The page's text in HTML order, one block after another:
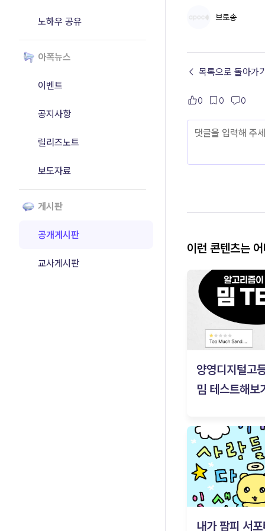
노하우 공유
아폭뉴스
이벤트
공지사항
릴리즈노트
보도자료
게시판
공개게시판
교사게시판
브로송
← 목록으로 돌아가기
0 0 0
이런 콘텐츠는
양영디지털고
밈 테스트해보
내가 팜피 서